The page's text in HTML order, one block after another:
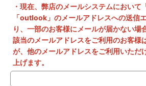
・現在、弊店のメールシステムにおい
「outlook」のメールアドレスへの送信
り、一部のお客様にメールが届かない場
該当のメールアドレスをご利用のお客様
が、他のメールアドレスをご利用いただ
上げます。